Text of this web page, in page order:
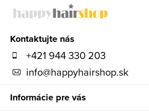
Kontaktujte nás
+421 944 330 203
info@happyhairshop.sk
Informácie pre vás